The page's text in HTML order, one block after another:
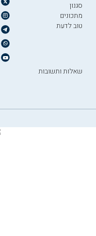
סגנון
מתכונים
טוב לדעת
שאלות ותשובות